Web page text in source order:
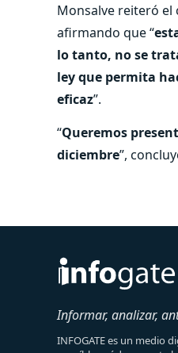
Monsalve reiteró
afirmando que “
lo tanto, no se
ley que permita
eficaz”.
“Queremos
diciembre”,
Informar, analizar,
INFOGATE es un medio